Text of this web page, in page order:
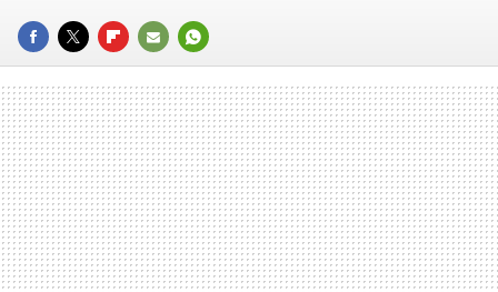
FACEBOOK
TWITTERFLIPBOARD
E-
MAIL
WHATSAPP